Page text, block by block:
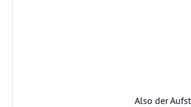
Also der